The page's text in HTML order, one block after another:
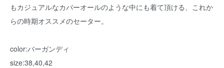
もカジュアルなカバーオールのような中にも着て頂ける、これか
らの時期オススメのセーター。
color:バーガンディ
size:38,40,42